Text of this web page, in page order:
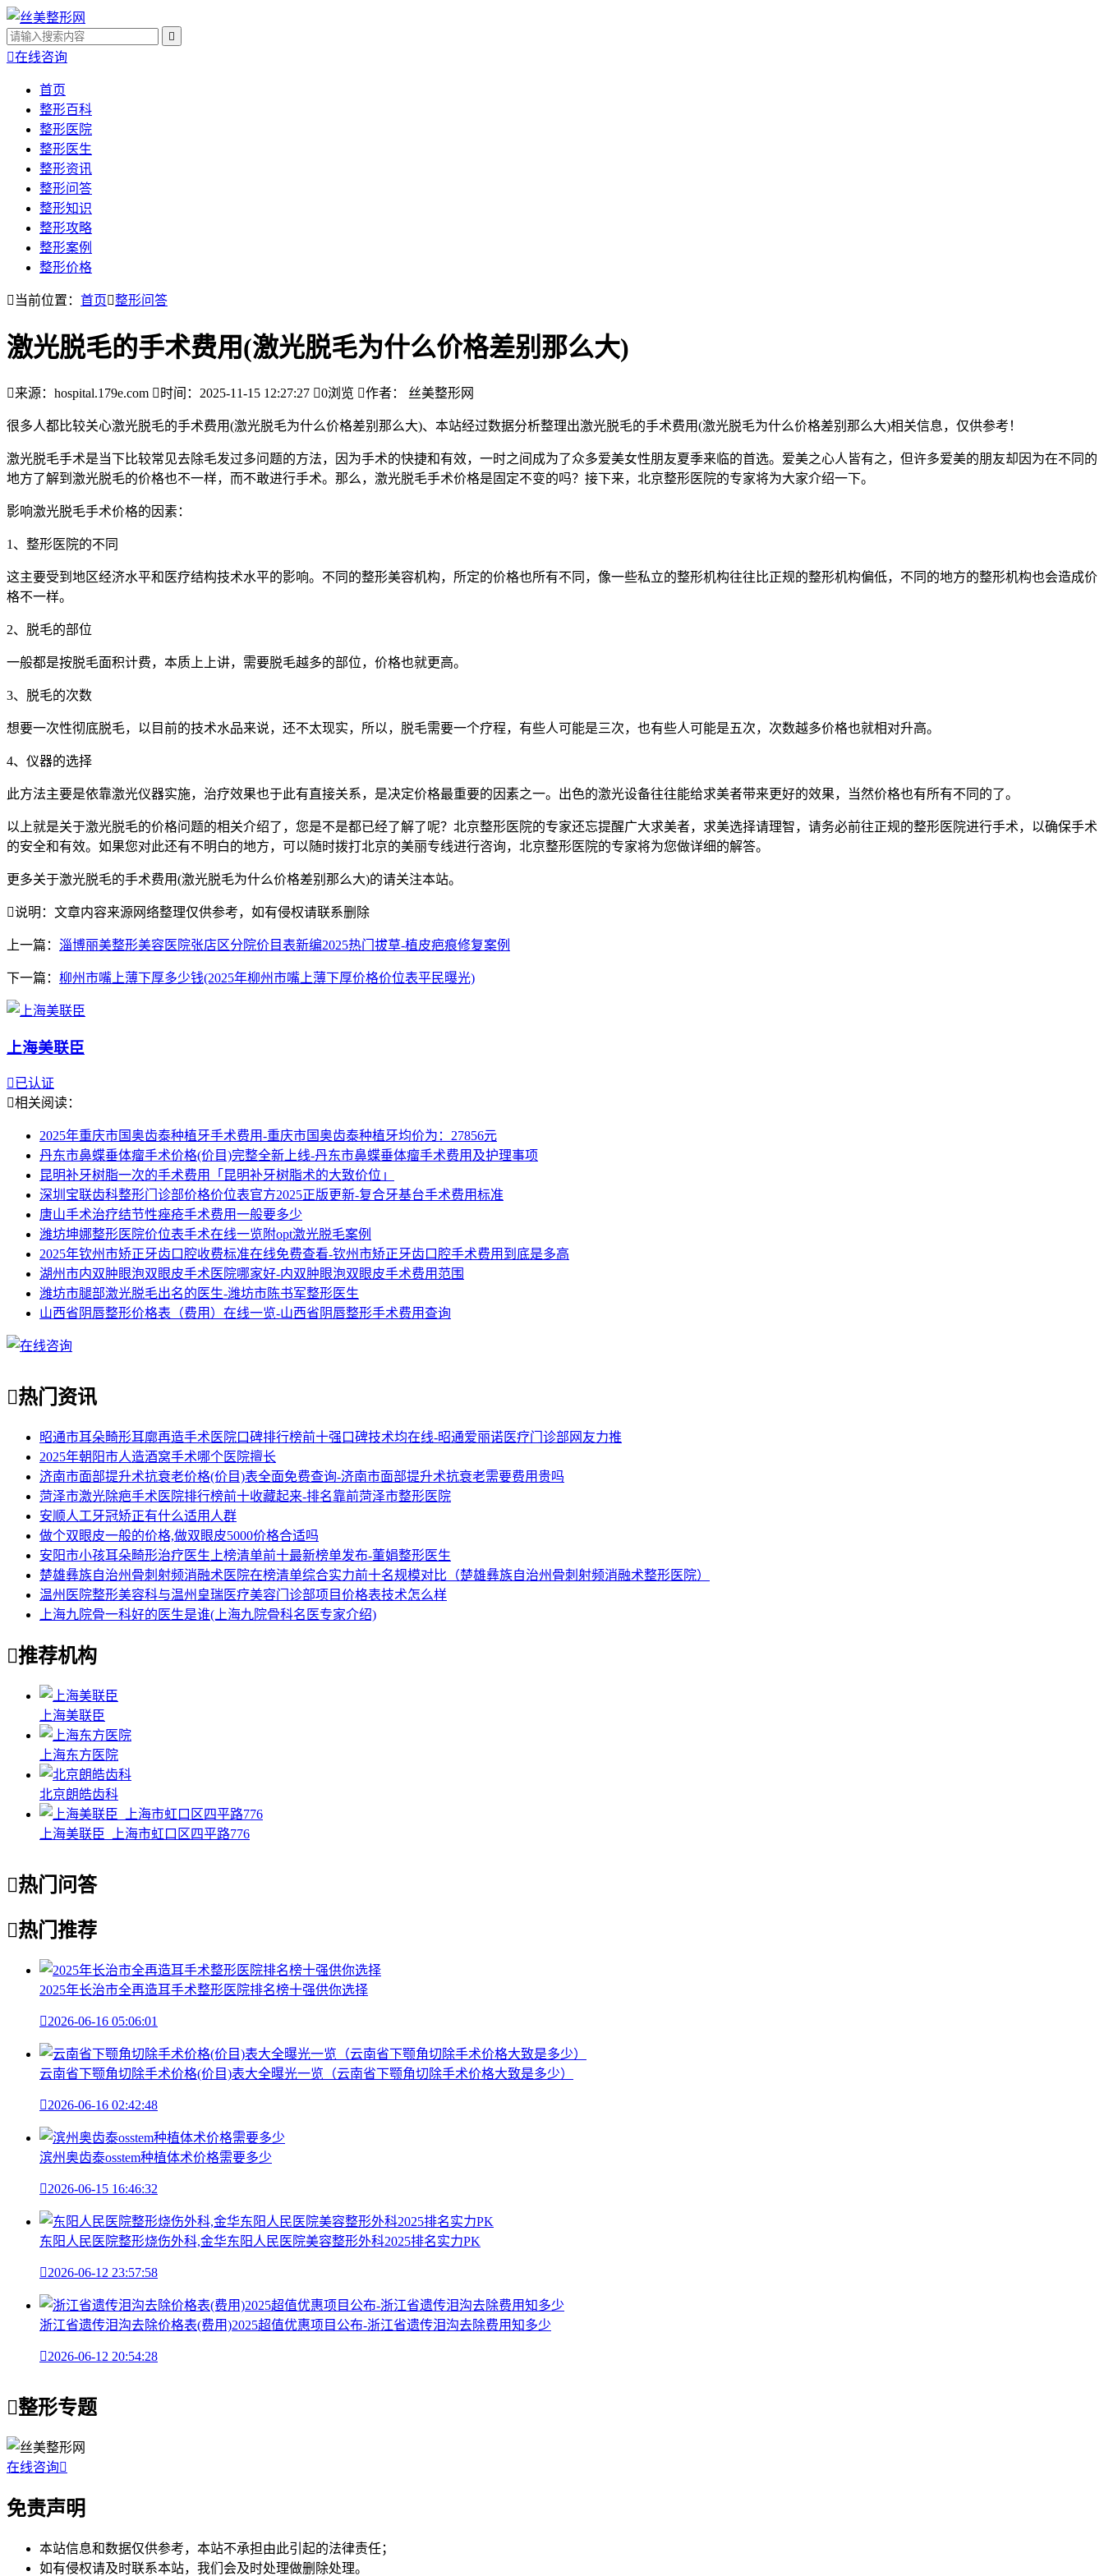

在线咨询
首页
整形百科
整形医院
整形医生
整形资讯
整形问答
整形知识
整形攻略
整形案例
整形价格
 当前位置： 首页整形问答
激光脱毛的手术费用(激光脱毛为什么价格差别那么大)
来源：hospital.179e.com  时间：2025-11-15 12:27:27 0浏览 作者： 丝美整形网
很多人都比较关心激光脱毛的手术费用(激光脱毛为什么价格差别那么大)、本站经过数据分析整理出激光脱毛的手术费用(激光脱毛为什么价格差别那么大)相关信息，仅供参考！
激光脱毛手术是当下比较常见去除毛发过多问题的方法，因为手术的快捷和有效，一时之间成为了众多爱美女性朋友夏季来临的首选。爱美之心人皆有之，但许多爱美的朋友却因为在不同的
地方了解到激光脱毛的价格也不一样，而不敢进行手术。那么，激光脱毛手术价格是固定不变的吗？接下来，北京整形医院的专家将为大家介绍一下。
影响激光脱毛手术价格的因素：
1、整形医院的不同
这主要受到地区经济水平和医疗结构技术水平的影响。不同的整形美容机构，所定的价格也所有不同，像一些私立的整形机构往往比正规的整形机构偏低，不同的地方的整形机构也会造成价
格不一样。
2、脱毛的部位
一般都是按脱毛面积计费，本质上上讲，需要脱毛越多的部位，价格也就更高。
3、脱毛的次数
想要一次性彻底脱毛，以目前的技术水品来说，还不太现实，所以，脱毛需要一个疗程，有些人可能是三次，也有些人可能是五次，次数越多价格也就相对升高。
4、仪器的选择
此方法主要是依靠激光仪器实施，治疗效果也于此有直接关系，是决定价格最重要的因素之一。出色的激光设备往往能给求美者带来更好的效果，当然价格也有所有不同的了。
以上就是关于激光脱毛的价格问题的相关介绍了，您是不是都已经了解了呢？北京整形医院的专家还忘提醒广大求美者，求美选择请理智，请务必前往正规的整形医院进行手术，以确保手术
的安全和有效。如果您对此还有不明白的地方，可以随时拨打北京的美丽专线进行咨询，北京整形医院的专家将为您做详细的解答。
更多关于激光脱毛的手术费用(激光脱毛为什么价格差别那么大)的请关注本站。
说明：文章内容来源网络整理仅供参考，如有侵权请联系删除
上一篇： 淄博丽美整形美容医院张店区分院价目表新编2025热门拔草-植皮疤痕修复案例
下一篇： 柳州市嘴上薄下厚多少钱(2025年柳州市嘴上薄下厚价格价位表平民曝光)
上海美联臣
已认证
相关阅读：
2025年重庆市国奥齿泰种植牙手术费用-重庆市国奥齿泰种植牙均价为：27856元
丹东市鼻蝶垂体瘤手术价格(价目)完整全新上线-丹东市鼻蝶垂体瘤手术费用及护理事项
昆明补牙树脂一次的手术费用「昆明补牙树脂术的大致价位」
深圳宝联齿科整形门诊部价格价位表官方2025正版更新-复合牙基台手术费用标准
唐山手术治疗结节性痤疮手术费用一般要多少
潍坊坤娜整形医院价位表手术在线一览附opt激光脱毛案例
2025年钦州市矫正牙齿口腔收费标准在线免费查看-钦州市矫正牙齿口腔手术费用到底是多高
湖州市内双肿眼泡双眼皮手术医院哪家好-内双肿眼泡双眼皮手术费用范围
潍坊市腿部激光脱毛出名的医生-潍坊市陈书军整形医生
山西省阴唇整形价格表（费用）在线一览-山西省阴唇整形手术费用查询
热门资讯
昭通市耳朵畸形耳廓再造手术医院口碑排行榜前十强口碑技术均在线-昭通爱丽诺医疗门诊部网友力推
2025年朝阳市人造酒窝手术哪个医院擅长
济南市面部提升术抗衰老价格(价目)表全面免费查询-济南市面部提升术抗衰老需要费用贵吗
菏泽市激光除疤手术医院排行榜前十收藏起来-排名靠前菏泽市整形医院
安顺人工牙冠矫正有什么适用人群
做个双眼皮一般的价格,做双眼皮5000价格合适吗
安阳市小孩耳朵畸形治疗医生上榜清单前十最新榜单发布-董娟整形医生
楚雄彝族自治州骨刺射频消融术医院在榜清单综合实力前十名规模对比（楚雄彝族自治州骨刺射频消融术整形医院）
温州医院整形美容科与温州皇瑞医疗美容门诊部项目价格表技术怎么样
上海九院骨一科好的医生是谁(上海九院骨科名医专家介绍)
推荐机构
上海美联臣
上海东方医院
北京朗皓齿科
上海美联臣_上海市虹口区四平路776
热门问答
热门推荐
2025年长治市全再造耳手术整形医院排名榜十强供你选择
2026-06-16 05:06:01
云南省下颚角切除手术价格(价目)表大全曝光一览（云南省下颚角切除手术价格大致是多少）
2026-06-16 02:42:48
滨州奥齿泰osstem种植体术价格需要多少
2026-06-15 16:46:32
东阳人民医院整形烧伤外科,金华东阳人民医院美容整形外科2025排名实力PK
2026-06-12 23:57:58
浙江省遗传泪沟去除价格表(费用)2025超值优惠项目公布-浙江省遗传泪沟去除费用知多少
2026-06-12 20:54:28
整形专题
在线咨询
免责声明
本站信息和数据仅供参考，本站不承担由此引起的法律责任；
如有侵权请及时联系本站，我们会及时处理做删除处理。